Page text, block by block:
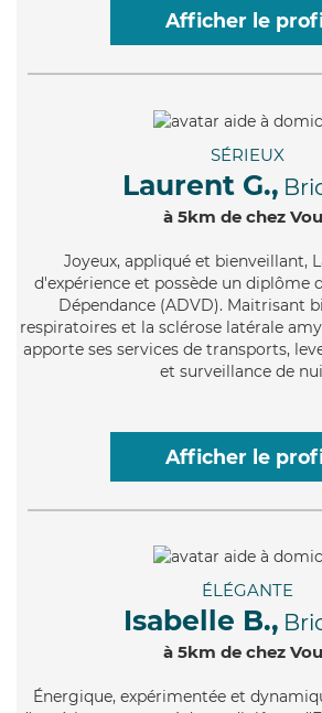
Afficher le
SÉRIEUX
Laurent G.,
à 5km de chez
Joyeux, appliqué et bienveillant,
d'expérience et possède un diplôme
Dépendance (ADVD). Maitrisant
respiratoires et la sclérose latérale
apporte ses services de transports,
et surveillance de
Afficher le
ÉLÉGANTE
Isabelle B.,
à 5km de chez
Énergique, expérimentée et